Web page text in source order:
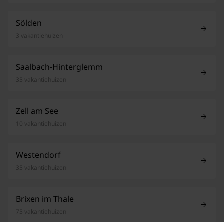
Sölden
3 vakantiehuizen
Saalbach-Hinterglemm
35 vakantiehuizen
Zell am See
10 vakantiehuizen
Westendorf
35 vakantiehuizen
Brixen im Thale
75 vakantiehuizen